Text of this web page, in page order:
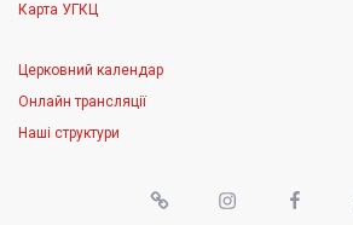
Карта УГКЦ
Церковний календар
Онлайн трансляції
Наші структури